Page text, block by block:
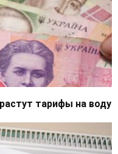
тарифы на воду